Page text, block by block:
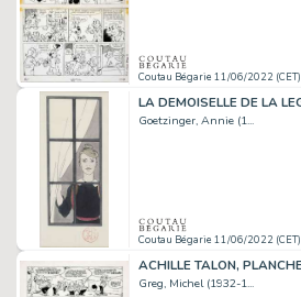
Coutau Bégarie 11/06/2022 (CET)
Goetzinger, Annie (1...
Coutau Bégarie 11/06/2022 (CET)
Greg, Michel (1932-1...